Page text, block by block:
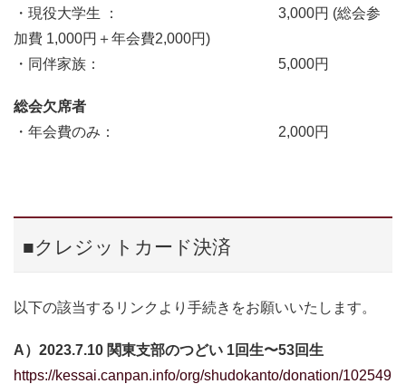
・現役大学生 ： 3,000円 (総会参
加費 1,000円＋年会費2,000円)
・同伴家族： 5,000円
総会欠席者
・年会費のみ： 2,000円
■クレジットカード決済
以下の該当するリンクより手続きをお願いいたします。
A）2023.7.10 関東支部のつどい 1回生〜53回生
https://kessai.canpan.info/org/shudokanto/donation/102549